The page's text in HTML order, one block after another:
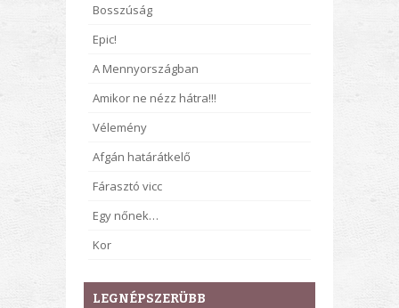
Bosszúság
Epic!
A Mennyországban
Amikor ne nézz hátra!!!
Vélemény
Afgán határátkelő
Fárasztó vicc
Egy nőnek…
Kor
LEGNÉPSZERÜBB